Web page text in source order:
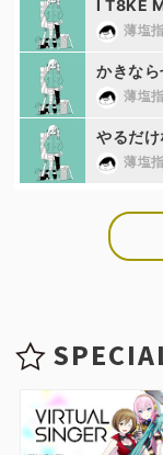
I T8KE
薄塩
かきな
薄塩
やるだ
薄塩